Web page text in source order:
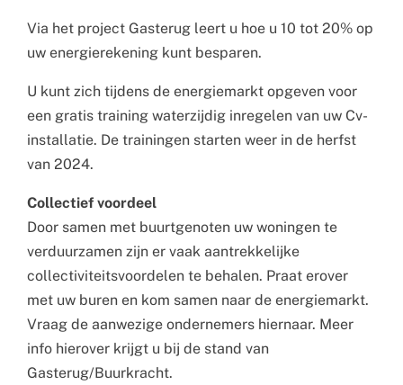
Via het project Gasterug leert u hoe u 10 tot 20% op
uw energierekening kunt besparen.
U kunt zich tijdens de energiemarkt opgeven voor
een gratis training waterzijdig inregelen van uw Cv-
installatie. De trainingen starten weer in de herfst
van 2024.
Collectief voordeel
Door samen met buurtgenoten uw woningen te
verduurzamen zijn er vaak aantrekkelijke
collectiviteitsvoordelen te behalen. Praat erover
met uw buren en kom samen naar de energiemarkt.
Vraag de aanwezige ondernemers hiernaar. Meer
info hierover krijgt u bij de stand van
Gasterug/Buurkracht.